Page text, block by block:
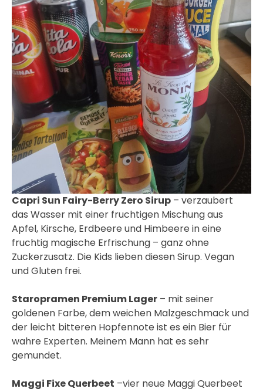
Capri Sun Fairy-Berry Zero Sirup – verzaubert
das Wasser mit einer fruchtigen Mischung aus
Apfel, Kirsche, Erdbeere und Himbeere in eine
fruchtig magische Erfrischung – ganz ohne
Zuckerzusatz. Die Kids lieben diesen Sirup. Vegan
und Gluten frei.
Staropramen Premium Lager – mit seiner
goldenen Farbe, dem weichen Malzgeschmack und
der leicht bitteren Hopfennote ist es ein Bier für
wahre Experten. Meinem Mann hat es sehr
gemundet.
Maggi Fixe Querbeet –vier neue Maggi Querbeet